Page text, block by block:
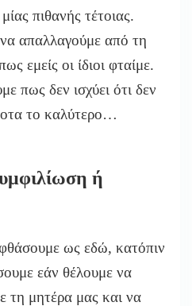
πιθανής τέτοιας.
απαλλαγούμε από τη
εμείς οι ίδιοι φταίμε.
πως δεν ισχύει ότι δεν
το καλύτερο…
ή
ως εδώ, κατόπιν
εάν θέλουμε να
τη μητέρα μας και να